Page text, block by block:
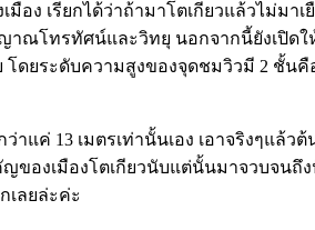
อง เรียกได้ว่าถ้ามาโตเกียวแล้วไม่มา
ณโทรทัศน์และวิทยุ นอกจากนี้ยังเปิด
ยระดับความสูงของจุดชมวิวมี 2 ชั้นคื
าแค่ 13 เมตรเท่านั้นเอง เอาจริงๆแ
ของเมืองโตเกียวนับแต่นั้นมาจวบจน
เลยล่ะค่ะ